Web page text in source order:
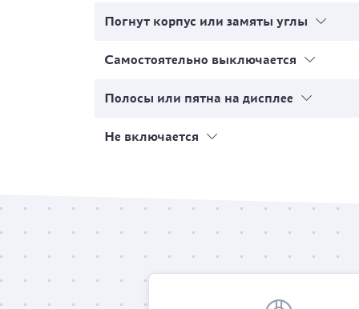
Погнут корпус или замяты углы
Самостоятельно выключается
Полосы или пятна на дисплее
Не включается